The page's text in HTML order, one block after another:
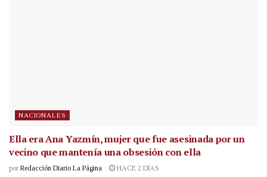
NACIONALES
Ella era Ana Yazmín, mujer que fue asesinada por un
vecino que mantenía una obsesión con ella
por Redacción Diario La Página HACE 2 DÍAS